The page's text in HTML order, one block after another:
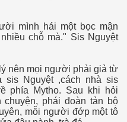
mình hái một bọc mận
chỗ mà." Sis Nguyệt
nên mọi người phải giả từ
Nguyệt ,cách nhà sis
phía Mytho. Sau khi hỏi
phái đoàn tản bộ
mỗi người đớp một tô